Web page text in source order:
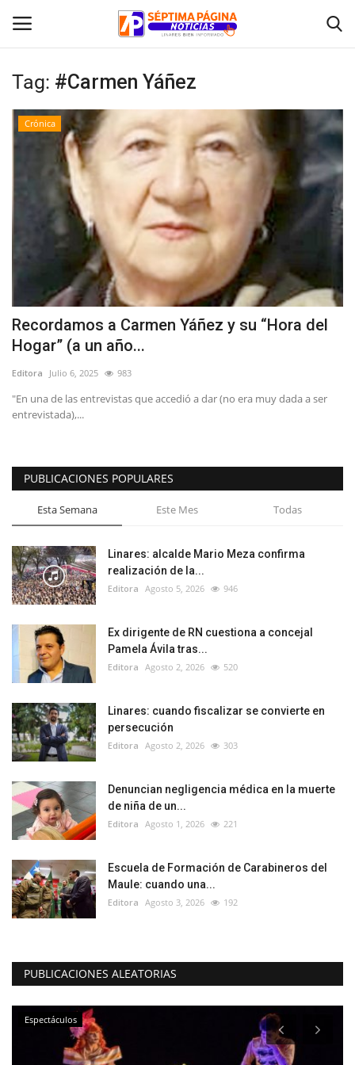
Inicio
Crónica
Policial
Tribunales
Política
Espectáculos
Tag: #Carmen Yáñez
Crónica
Recordamos a Carmen Yáñez y su “Hora del
Hogar” (a un año...
Editora Julio 6, 2025 983
"En una de las entrevistas que accedió a dar (no era muy dada a ser
entrevistada),...
PUBLICACIONES POPULARES
Esta Semana Este Mes Todas
Linares: alcalde Mario Meza confirma
realización de la...
Editora Agosto 5, 2026 946
Ex dirigente de RN cuestiona a concejal
Pamela Ávila tras...
Editora Agosto 2, 2026 520
Linares: cuando fiscalizar se convierte en
persecución
Editora Agosto 2, 2026 303
Denuncian negligencia médica en la muerte
de niña de un...
Editora Agosto 1, 2026 221
Escuela de Formación de Carabineros del
Maule: cuando una...
Editora Agosto 3, 2026 192
PUBLICACIONES ALEATORIAS
Espectáculos